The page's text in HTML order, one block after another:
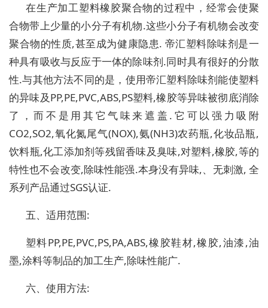
在生产加工塑料橡胶聚合物的过程中，经常会使聚
合物带上少量的小分子有机物.这些小分子有机物会改变
聚合物的性质,甚至成为健康隐患. 帝汇塑料除味剂是一
种具有吸收与反应于一体的除味剂.同时具有很好的分散
性.与其他方法不同的是，使用帝汇塑料除味剂能使塑料
的异味及PP,PE,PVC,ABS,PS塑料,橡胶等异味被彻底消除
了，而不是用其它气味来遮盖.它可以强力吸附
CO2,SO2,氧化氮尾气(NOX),氨(NH3)农药瓶,化妆品瓶,
饮料瓶,化工添加剂等残留香味及臭味,对塑料,橡胶,等的
特性也不会改变,除味性能强.本身没有异味,、无刺激, 全
系列产品通过SGS认证.
五、适用范围:
塑料PP,PE,PVC,PS,PA,ABS,橡胶鞋材,橡胶,油漆,油
墨,涂料等制品的加工生产,除味性能广.
六、使用方法: